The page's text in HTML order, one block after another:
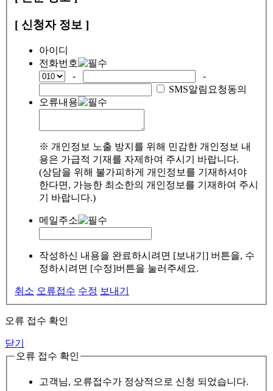
[ 신청자 정보 ]
아이디
전화번호
-
-
SMS알림요청동의
오류내용
※ 개인정보 노출 방지를 위해 민감한 개인정보 내
용은 가급적 기재를 자제하여 주시기 바랍니다.
(상담을 위해 불가피하게 개인정보를 기재하셔야
한다면, 가능한 최소한의 개인정보를 기재하여 주시
기 바랍니다.)
메일주소
작성하신 내용을 완료하시려면 [보내기] 버튼을, 수
정하시려면 [수정]버튼을 눌러주세요.
취소 오류접수 수정 보내기
오류 접수 확인
닫기
오류 접수 확인
고객님, 오류접수가 정상적으로 신청 되었습니다.